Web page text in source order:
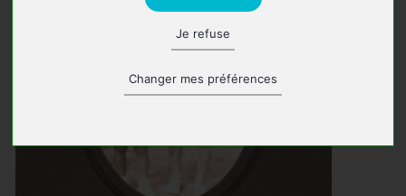
Je refuse
Changer mes préférences